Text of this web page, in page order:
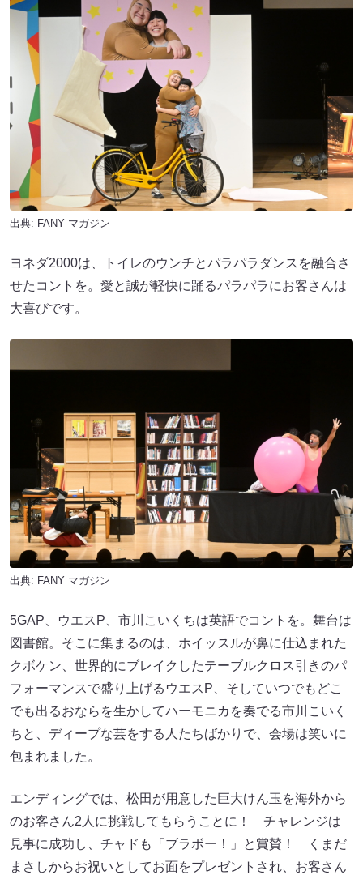
出典: FANY マガジン
ヨネダ2000は、トイレのウンチとパラパラダンスを融合さ
せたコントを。愛と誠が軽快に踊るパラパラにお客さんは
大喜びです。
出典: FANY マガジン
5GAP、ウエスP、市川こいくちは英語でコントを。舞台は
図書館。そこに集まるのは、ホイッスルが鼻に仕込まれた
クボケン、世界的にブレイクしたテーブルクロス引きのパ
フォーマンスで盛り上げるウエスP、そしていつでもどこ
でも出るおならを生かしてハーモニカを奏でる市川こいく
ちと、ディープな芸をする人たちばかりで、会場は笑いに
包まれました。
エンディングでは、松田が用意した巨大けん玉を海外から
のお客さん2人に挑戦してもらうことに！ チャレンジは
見事に成功し、チャドも「ブラボー！」と賞賛！ くまだ
まさしからお祝いとしてお面をプレゼントされ、お客さん